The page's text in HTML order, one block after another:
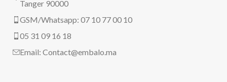
Tanger 90000
GSM/Whatsapp: 07 10 77 00 10
05 31 09 16 18
Email:Contact@embalo.ma